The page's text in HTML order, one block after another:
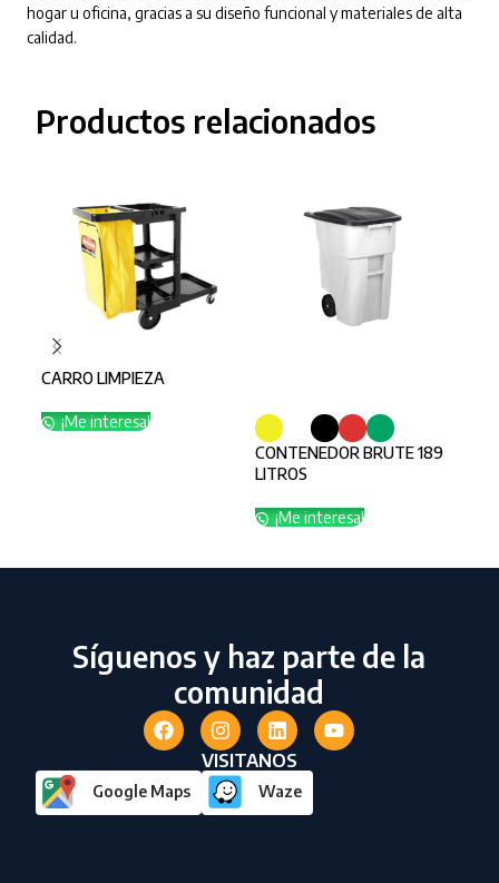
hogar u oficina, gracias a su diseño funcional y materiales de alta
calidad.
Productos relacionados
CARRO LIMPIEZA
¡Me interesa!
CONTENEDOR BRUTE 189
LITROS
¡Me interesa!
Síguenos y haz parte de la
comunidad
VISITANOS
Google Maps Waze